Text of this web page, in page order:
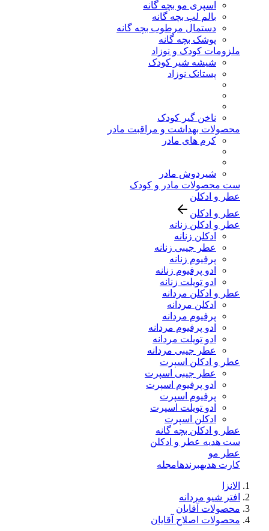
اسپری مو بچه گانه
بالم لب بچه گانه
دستمال مرطوب بچه گانه
پوشک بچه گانه
ملزومات کودک و نوزاد
شیشه شیر کودک
پستانک نوزاد
ناخن گیر کودک
محصولات بهداشت و مراقبت مادر
کرم های مادر
شیردوش مادر
ست محصولات مادر و کودک
عطر و ادکلن
عطر و ادکلن
عطر و ادکلن زنانه
ادکلن زنانه
عطر جیبی زنانه
پرفیوم زنانه
ادو پرفیوم زنانه
ادو تویلت زنانه
عطر و ادکلن مردانه
ادکلن مردانه
پرفیوم مردانه
ادو پرفیوم مردانه
ادو تویلت مردانه
عطر جیبی مردانه
عطر و ادکلن اسپرت
عطر جیبی اسپرت
ادو پرفیوم اسپرت
پرفیوم اسپرت
ادو تویلت اسپرت
ادکلن اسپرت
عطر و ادکلن بچه گانه
ست هدیه عطر و ادکلن
عطر مو
کارت هدیهبرندهامجله
الانزا
افتر شیو مردانه
محصولات آقایان
محصولات اصلاح آقایان